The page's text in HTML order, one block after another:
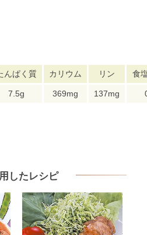
んぱく質 カリウム リン 食
7.5g 369mg 137mg
したレシピ